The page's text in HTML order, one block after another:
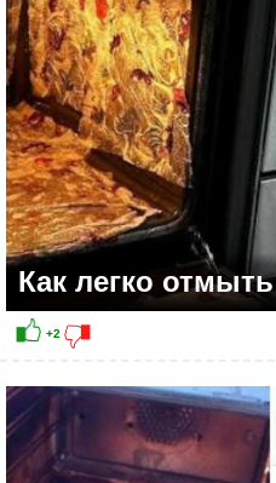
Как легко